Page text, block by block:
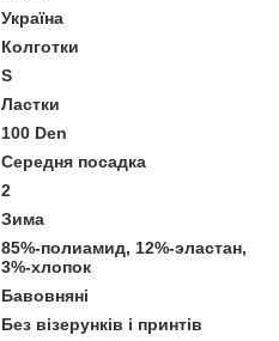
Україна
Колготки
S
Ластки
100 Den
Середня посадка
2
Зима
85%-полиамид, 12%-эластан,
3%-хлопок
Бавовняні
Без візерунків і принтів